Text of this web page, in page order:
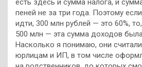
есть здесь и сумма налога, и
пеней не за три года. Поэтому
идти, 300 млн рублей — это 60%,
500 млн — эта сумма доходов
Насколько я понимаю, они
юрлицам и ИП, в том числе